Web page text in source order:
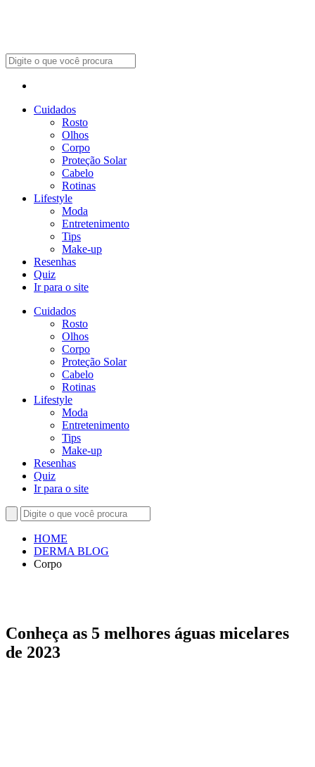
Cuidados
Rosto
Olhos
Corpo
Proteção Solar
Cabelo
Rotinas
Lifestyle
Moda
Entretenimento
Tips
Make-up
Resenhas
Quiz
Ir para o site
Cuidados
Rosto
Olhos
Corpo
Proteção Solar
Cabelo
Rotinas
Lifestyle
Moda
Entretenimento
Tips
Make-up
Resenhas
Quiz
Ir para o site
HOME
DERMA BLOG
Corpo
Conheça as 5 melhores águas micelares
de 2023